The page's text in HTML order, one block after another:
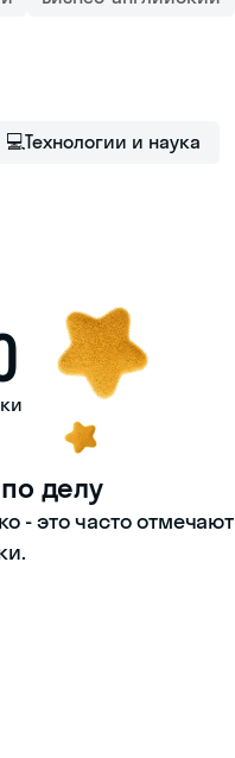
💻Технологии и наука
делу
- это часто отмечают